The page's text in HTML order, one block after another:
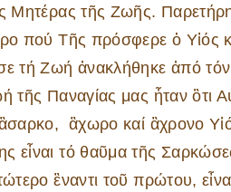
Μητέρας τῆς Ζωῆς.
πού Τῆς πρόσφερε ὁ Υἱός
τή Ζωή ἀνακλήθηκε ἀπό τόν
τῆς Παναγίας μας ἦταν ὃτι
ἂχωρο καί ἂχρονο
εἶναι τό θαῦμα τῆς
ἒναντι τοῦ πρώτου,